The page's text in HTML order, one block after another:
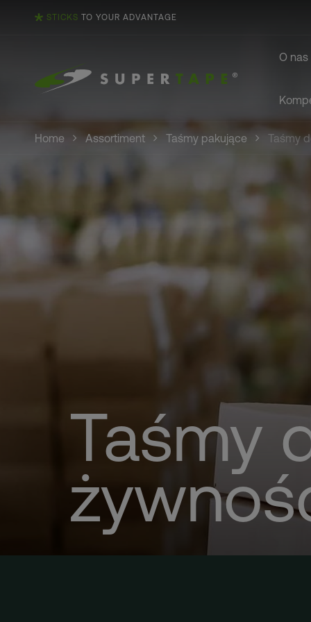
STICKS TO YOUR ADVANTAGE
O nas
Home Assortiment Taśmy pakujące Taśmy
Taśmy